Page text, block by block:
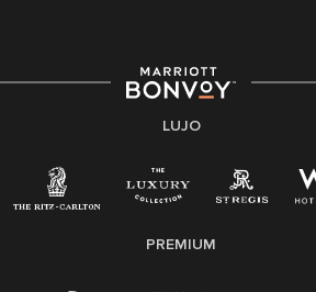
motivos de discapacidad, condición de
cualquier otra base protegida por leyes
E-Verify Inglés/Español
Derecho a trabajar inglés/español
LUJO
PREMIUM